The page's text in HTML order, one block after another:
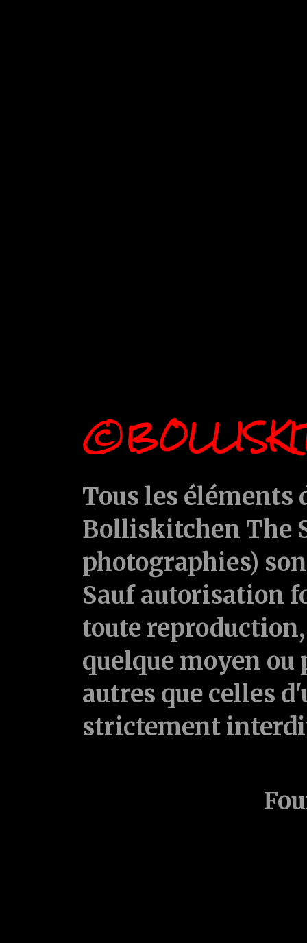
Tous les
Bolliskitchen The
photographies)
Sauf autorisation
toute
quelque moyen ou
autres que celles
strictement